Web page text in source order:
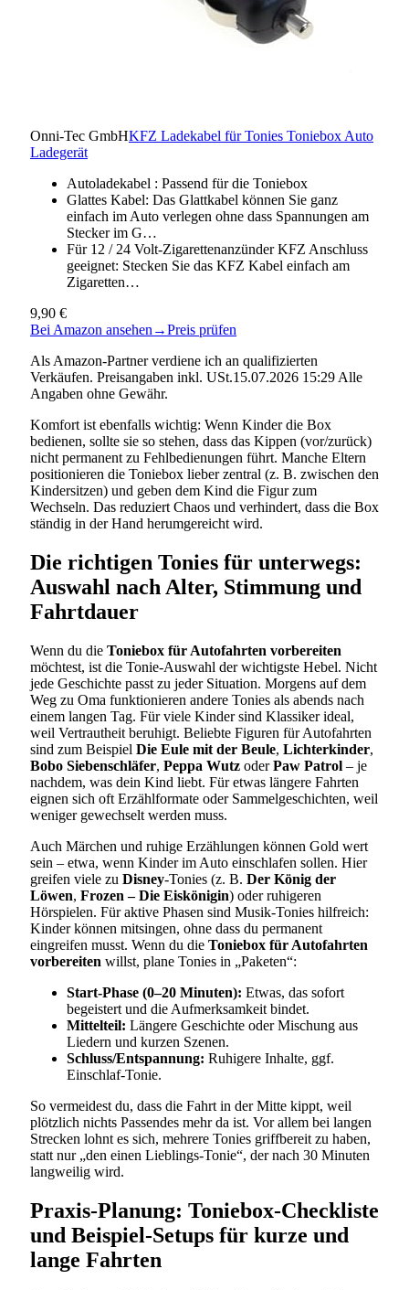
Onni-Tec GmbHKFZ Ladekabel für Tonies Toniebox Auto
Ladegerät
Autoladekabel : Passend für die Toniebox
Glattes Kabel: Das Glattkabel können Sie ganz
einfach im Auto verlegen ohne dass Spannungen am
Stecker im G…
Für 12 / 24 Volt-Zigarettenanzünder KFZ Anschluss
geeignet: Stecken Sie das KFZ Kabel einfach am
Zigaretten…
9,90 €
Bei Amazon ansehen →Preis prüfen
Als Amazon-Partner verdiene ich an qualifizierten
Verkäufen. Preisangaben inkl. USt.15.07.2026 15:29 Alle
Angaben ohne Gewähr.
Komfort ist ebenfalls wichtig: Wenn Kinder die Box
bedienen, sollte sie so stehen, dass das Kippen (vor/zurück)
nicht permanent zu Fehlbedienungen führt. Manche Eltern
positionieren die Toniebox lieber zentral (z. B. zwischen den
Kindersitzen) und geben dem Kind die Figur zum
Wechseln. Das reduziert Chaos und verhindert, dass die Box
ständig in der Hand herumgereicht wird.
Die richtigen Tonies für unterwegs:
Auswahl nach Alter, Stimmung und
Fahrtdauer
Wenn du die Toniebox für Autofahrten vorbereiten
möchtest, ist die Tonie-Auswahl der wichtigste Hebel. Nicht
jede Geschichte passt zu jeder Situation. Morgens auf dem
Weg zu Oma funktionieren andere Tonies als abends nach
einem langen Tag. Für viele Kinder sind Klassiker ideal,
weil Vertrautheit beruhigt. Beliebte Figuren für Autofahrten
sind zum Beispiel Die Eule mit der Beule, Lichterkinder,
Bobo Siebenschläfer, Peppa Wutz oderPaw Patrol – je
nachdem, was dein Kind liebt. Für etwas längere Fahrten
eignen sich oft Erzählformate oder Sammelgeschichten, weil
weniger gewechselt werden muss.
Auch Märchen und ruhige Erzählungen können Gold wert
sein – etwa, wenn Kinder im Auto einschlafen sollen. Hier
greifen viele zu Disney-Tonies (z. B. Der König der
Löwen, Frozen – Die Eiskönigin) oder ruhigeren
Hörspielen. Für aktive Phasen sind Musik-Tonies hilfreich:
Kinder können mitsingen, ohne dass du permanent
eingreifen musst. Wenn du die Toniebox für Autofahrten
vorbereiten willst, plane Tonies in „Paketen“:
Start-Phase (0–20 Minuten): Etwas, das sofort
begeistert und die Aufmerksamkeit bindet.
Mittelteil: Längere Geschichte oder Mischung aus
Liedern und kurzen Szenen.
Schluss/Entspannung: Ruhigere Inhalte, ggf.
Einschlaf-Tonie.
So vermeidest du, dass die Fahrt in der Mitte kippt, weil
plötzlich nichts Passendes mehr da ist. Vor allem bei langen
Strecken lohnt es sich, mehrere Tonies griffbereit zu haben,
statt nur „den einen Lieblings-Tonie“, der nach 30 Minuten
langweilig wird.
Praxis-Planung: Toniebox-Checkliste
und Beispiel-Setups für kurze und
lange Fahrten